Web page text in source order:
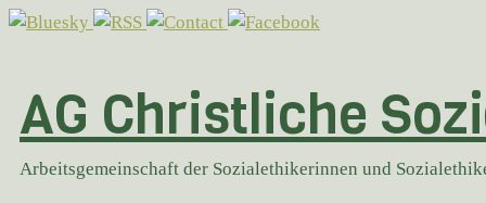
Zum
AG Christliche
Arbeitsgemeinschaft der Sozialethikerinnen und